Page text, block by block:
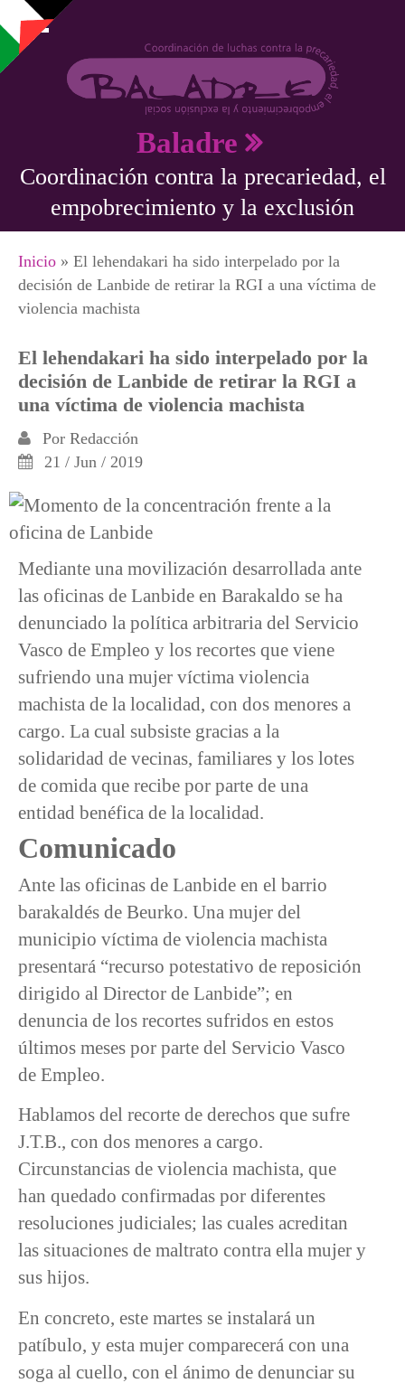
Pasar al contenido principal
Baladre
Coordinación contra la precariedad, el
empobrecimiento y la exclusión
Se encuentra usted aquí
Inicio » El lehendakari ha sido interpelado por la
decisión de Lanbide de retirar la RGI a una víctima de
violencia machista
El lehendakari ha sido interpelado por la
decisión de Lanbide de retirar la RGI a
una víctima de violencia machista
Por Redacción
21 / Jun / 2019
Mediante una movilización desarrollada ante
las oficinas de Lanbide en Barakaldo se ha
denunciado la política arbitraria del Servicio
Vasco de Empleo y los recortes que viene
sufriendo una mujer víctima violencia
machista de la localidad, con dos menores a
cargo. La cual subsiste gracias a la
solidaridad de vecinas, familiares y los lotes
de comida que recibe por parte de una
entidad benéfica de la localidad.
Comunicado
Ante las oficinas de Lanbide en el barrio
barakaldés de Beurko. Una mujer del
municipio víctima de violencia machista
presentará “recurso potestativo de reposición
dirigido al Director de Lanbide”; en
denuncia de los recortes sufridos en estos
últimos meses por parte del Servicio Vasco
de Empleo.
Hablamos del recorte de derechos que sufre
J.T.B., con dos menores a cargo.
Circunstancias de violencia machista, que
han quedado confirmadas por diferentes
resoluciones judiciales; las cuales acreditan
las situaciones de maltrato contra ella mujer y
sus hijos.
En concreto, este martes se instalará un
patíbulo, y esta mujer comparecerá con una
soga al cuello, con el ánimo de denunciar su